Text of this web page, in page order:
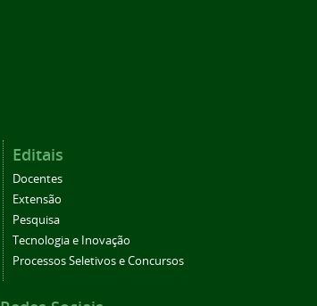
Editais
Docentes
Extensão
Pesquisa
Tecnologia e Inovação
Processos Seletivos e Concursos